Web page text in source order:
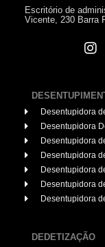
Escritório de
Vicente, 230 Barra
Desentupidora
Desentupidora
Desentupidora
Desentupidora
Desentupidora
Desentupidora
Desentupidora
DEDETIZAÇÃO